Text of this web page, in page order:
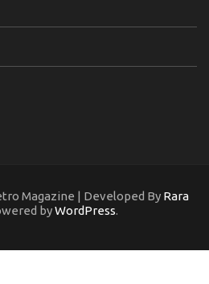
Magazine | Developed By Rara
byWordPress.